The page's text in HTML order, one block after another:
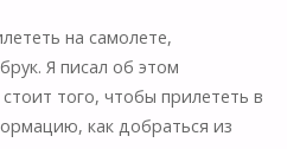
на самолете,
Я писал об этом
того, чтобы прилететь в
как добраться из